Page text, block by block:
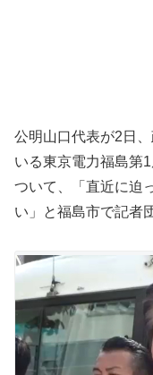
公明山口代表が2日
いる東京電力福島第
ついて、「直近に迫
い」と福島市で記者